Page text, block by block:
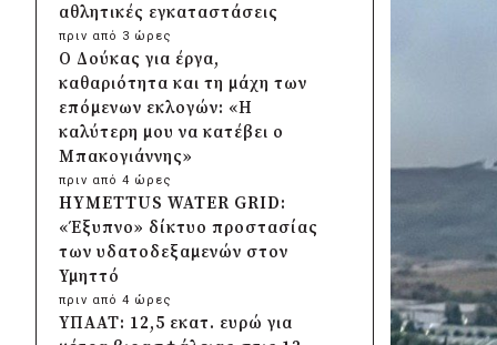
αθλητικές εγκαταστάσεις
πριν από 3 ώρες
Ο Δούκας για έργα,
καθαριότητα και τη μάχη των
επόμενων εκλογών: «Η
καλύτερη μου να κατέβει ο
Μπακογιάννης»
πριν από 4 ώρες
HYMETTUS WATER GRID:
«Έξυπνο» δίκτυο προστασίας
των υδατοδεξαμενών στον
Υμηττό
πριν από 4 ώρες
ΥΠΑΑΤ: 12,5 εκατ. ευρώ για